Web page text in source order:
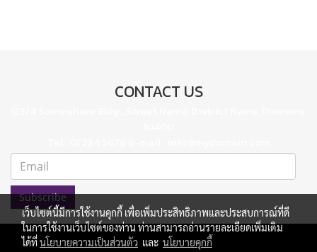
CONTACT US
Subscribe
เว็บไซต์นี้มีการใช้งานคุกกี้ เพื่อเพิ่มประสิทธิภาพและประสบการณ์ที่ดี
ในการใช้งานเว็บไซต์ของท่าน ท่านสามารถอ่านรายละเอียดเพิ่มเติม
ได้ที่นโยบายความเป็นส่วนตัว และ นโยบายคุกกี้